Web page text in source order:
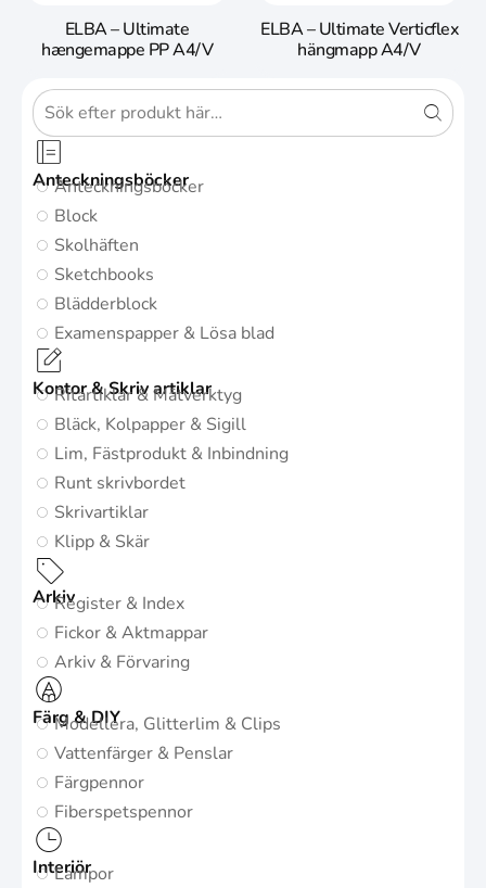
Anteckningsböcker
Anteckningsböcker
Block
Skolhäften
Sketchbooks
Blädderblock
Examenspapper & Lösa blad
Kontor & Skriv artiklar
Ritartiklar & Mätverktyg
Bläck, Kolpapper & Sigill
Lim, Fästprodukt & Inbindning
Runt skrivbordet
Skrivartiklar
Klipp & Skär
ArkivRegister & Index
Fickor & Aktmappar
Arkiv & Förvaring
Färg & DIY
Modellera, Glitterlim & Clips
Vattenfärger & Penslar
Färgpennor
Fiberspetspennor
Interiör
Lampor
ELBA – Ultimate
hængemappe PP A4/V
ELBA – Ultimate Verticflex
hängmapp A4/V